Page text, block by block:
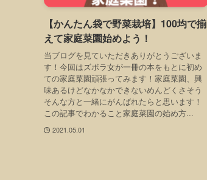
【かんたん袋で野菜栽培】100均で揃
えて家庭菜園始めよう！
当ブログを見ていただきありがとうございま
す！今回はズボラ女が一冊の本をもとに初め
ての家庭菜園頑張ってみます！家庭菜園、興
味あるけどなかなかできないめんどくさそう
そんな方と一緒にがんばれたらと思います！
この記事でわかること家庭菜園の始め方...
2021.05.01